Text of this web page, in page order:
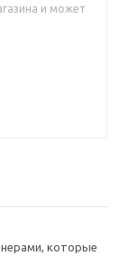
и может
которые